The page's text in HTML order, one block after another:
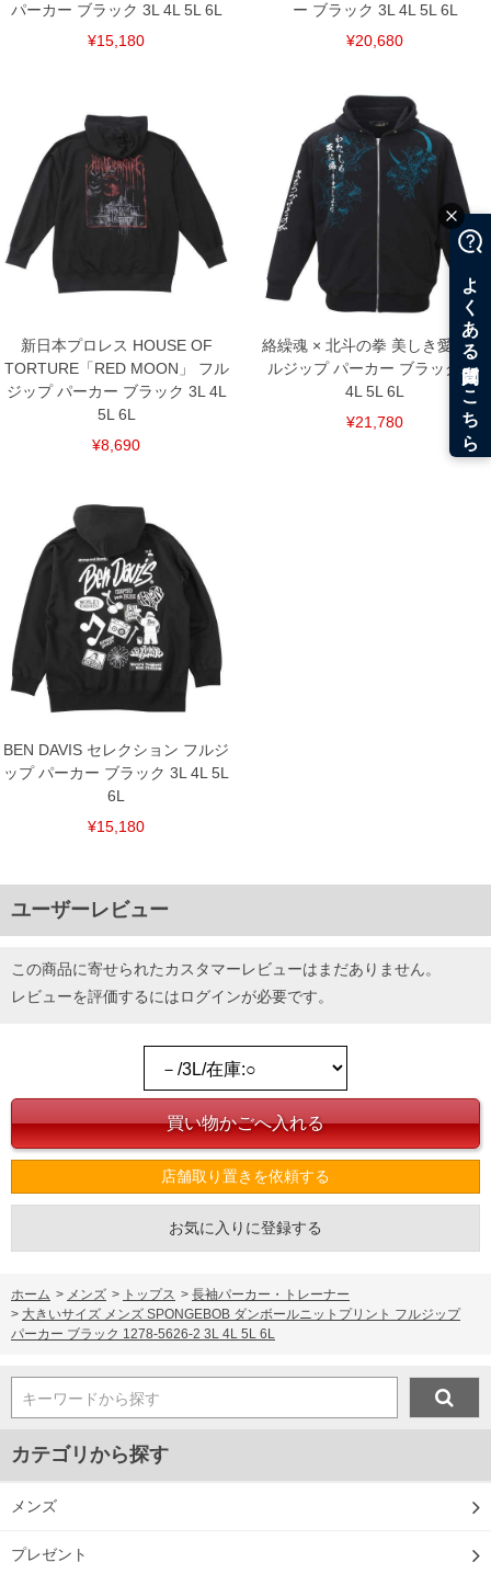
パーカー ブラック 3L 4L 5L 6L
¥15,180
ー ブラック 3L 4L 5L 6L
¥20,680
新日本プロレス HOUSE OF
TORTURE「RED MOON」 フル
ジップ パーカー ブラック 3L 4L
5L 6L
¥8,690
絡繰魂 × 北斗の拳 美しき愛の フ
ルジップ パーカー ブラック 3L
4L 5L 6L
¥21,780
BEN DAVIS セレクション フルジ
ップ パーカー ブラック 3L 4L 5L
6L
¥15,180
ユーザーレビュー
この商品に寄せられたカスタマーレビューはまだありません。
レビューを評価するにはログインが必要です。
店舗取り置きを依頼する
お気に入りに登録する
ホーム > メンズ > トップス > 長袖パーカー・トレーナー
> 大きいサイズ メンズ SPONGEBOB ダンボールニットプリント フルジップ
パーカー ブラック 1278-5626-2 3L 4L 5L 6L
キーワードから探す
カテゴリから探す
メンズ
プレゼント